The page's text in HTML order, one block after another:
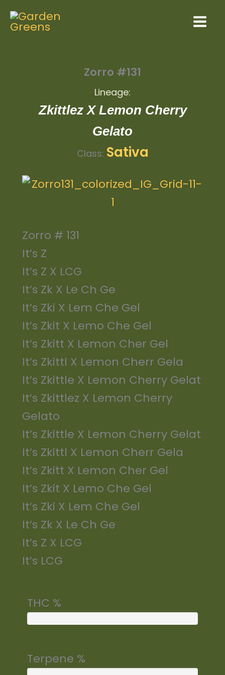
Skip
to
Zorro #131
Lineage:
Zkittlez X Lemon Cherry
Gelato
Class: Sativa
Zorro # 131
It’s Z
It’s Z X LCG
It’s Zk X Le Ch Ge
It’s Zki X Lem Che Gel
It’s Zkit X Lemo Che Gel
It’s Zkitt X Lemon Cher Gel
It’s Zkittl X Lemon Cherr Gela
It’s Zkittle X Lemon Cherry Gelat
It’s Zkittlez X Lemon Cherry
Gelato
It’s Zkittle X Lemon Cherry Gelat
It’s Zkittl X Lemon Cherr Gela
It’s Zkitt X Lemon Cher Gel
It’s Zkit X Lemo Che Gel
It’s Zki X Lem Che Gel
It’s Zk X Le Ch Ge
It’s Z X LCG
It’s LCG
THC %
Terpene %